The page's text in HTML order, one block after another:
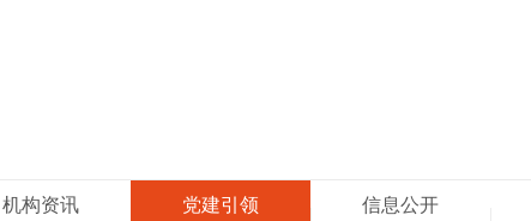
机构资讯 党建引领 信息公开